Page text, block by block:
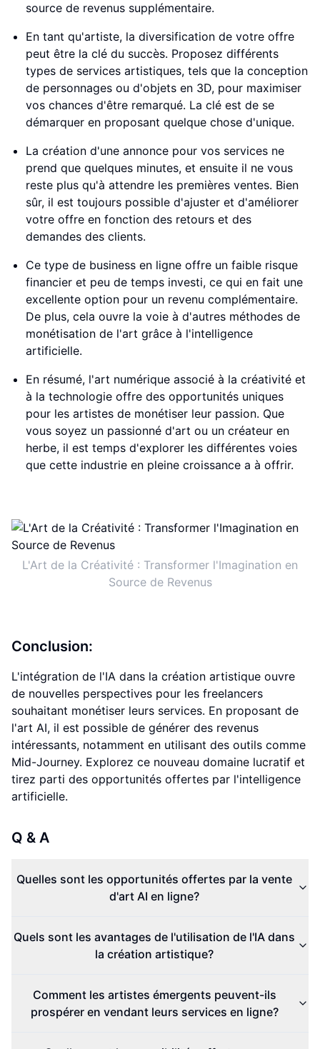
source de revenus supplémentaire.
En tant qu'artiste, la diversification de votre offre
peut être la clé du succès. Proposez différents
types de services artistiques, tels que la conception
de personnages ou d'objets en 3D, pour maximiser
vos chances d'être remarqué. La clé est de se
démarquer en proposant quelque chose d'unique.
La création d'une annonce pour vos services ne
prend que quelques minutes, et ensuite il ne vous
reste plus qu'à attendre les premières ventes. Bien
sûr, il est toujours possible d'ajuster et d'améliorer
votre offre en fonction des retours et des
demandes des clients.
Ce type de business en ligne offre un faible risque
financier et peu de temps investi, ce qui en fait une
excellente option pour un revenu complémentaire.
De plus, cela ouvre la voie à d'autres méthodes de
monétisation de l'art grâce à l'intelligence
artificielle.
En résumé, l'art numérique associé à la créativité et
à la technologie offre des opportunités uniques
pour les artistes de monétiser leur passion. Que
vous soyez un passionné d'art ou un créateur en
herbe, il est temps d'explorer les différentes voies
que cette industrie en pleine croissance a à offrir.
L'Art de la Créativité : Transformer l'Imagination en
Source de Revenus
Conclusion:
L'intégration de l'IA dans la création artistique ouvre
de nouvelles perspectives pour les freelancers
souhaitant monétiser leurs services. En proposant de
l'art AI, il est possible de générer des revenus
intéressants, notamment en utilisant des outils comme
Mid-Journey. Explorez ce nouveau domaine lucratif et
tirez parti des opportunités offertes par l'intelligence
artificielle.
Q & A
Quelles sont les opportunités offertes par la vente
d'art AI en ligne?
Quels sont les avantages de l'utilisation de l'IA dans
la création artistique?
Comment les artistes émergents peuvent-ils
prospérer en vendant leurs services en ligne?